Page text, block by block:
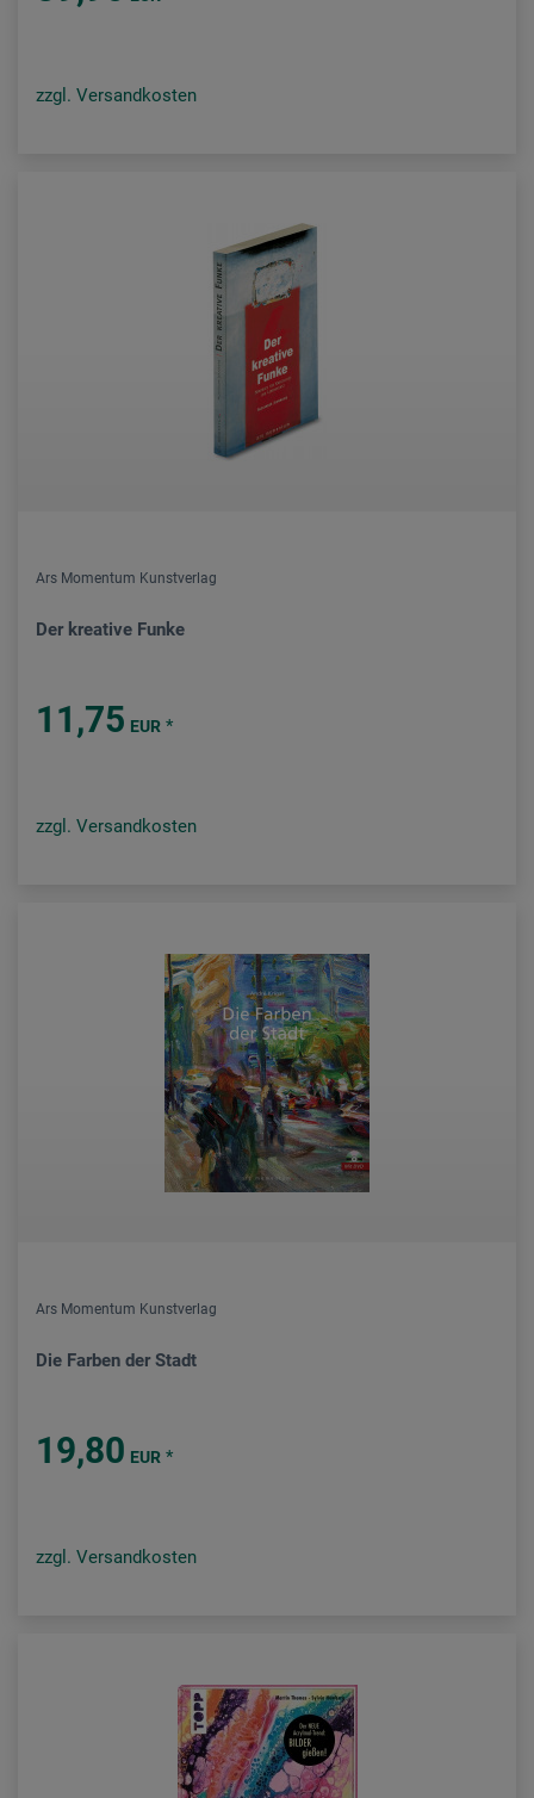
zzgl. Versandkosten
Ars Momentum Kunstverlag
Der kreative Funke
11,75 EUR *
zzgl. Versandkosten
Ars Momentum Kunstverlag
Die Farben der Stadt
19,80 EUR *
zzgl. Versandkosten